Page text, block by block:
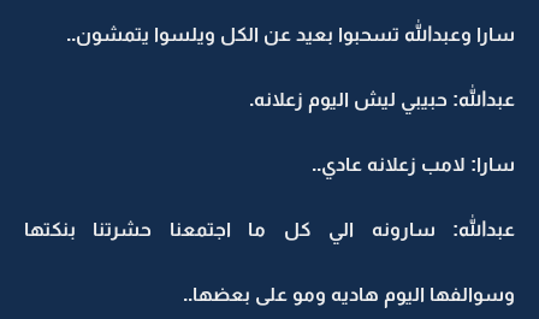
سارا وعبدالله تسحبوا بعيد عن الكل ويلسوا يتمشون..
عبدالله: حبيبي ليش اليوم زعلانه.
سارا: لامب زعلانه عادي..
عبدالله: سارونه الي كل ما اجتمعنا حشرتنا بنكتها
وسوالفها اليوم هاديه ومو على بعضها..